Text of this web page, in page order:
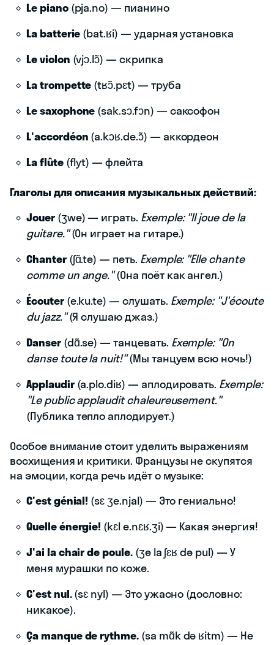
Le piano(pja.no) — пианино
La batterie (bat.ʁi) — ударная установка
Le violon (vjɔ.lɔ̃) — скрипка
La trompette (tʁɔ̃.pɛt) — труба
Le saxophone (sak.sɔ.fɔn) — саксофон
L'accordéon (a.kɔʁ.de.ɔ̃) — аккордеон
La flûte(flyt) — флейта
Глаголы для описания музыкальных действий:
Jouer(ʒwe) — играть. Exemple: "Il joue de la
guitare."(Он играет на гитаре.)
Chanter(ʃɑ̃.te) — петь. Exemple: "Elle chante
comme un ange."(Она поёт как ангел.)
Écouter(e.ku.te) — слушать. Exemple: "J'écoute
du jazz."(Я слушаю джаз.)
Danser(dɑ̃.se) — танцевать. Exemple: "On
danse toute la nuit!"(Мы танцуем всю ночь!)
Applaudir(a.plo.diʁ) — аплодировать. Exemple:
"Le public applaudit chaleureusement."
(Публика тепло аплодирует.)
Особое внимание стоит уделить выражениям
восхищения и критики. Французы не скупятся
на эмоции, когда речь идёт о музыке:
C'est génial! (sɛ ʒe.njal) — Это гениально!
Quelle énergie! (kɛl e.nɛʁ.ʒi) — Какая энергия!
J'ai la chair de poule.(ʒe la ʃɛʁ də pul) — У
меня мурашки по коже.
C'est nul.(sɛ nyl) — Это ужасно (дословно:
никакое).
Ça manque de rythme. (sa mɑ̃k də ʁitm) — Не